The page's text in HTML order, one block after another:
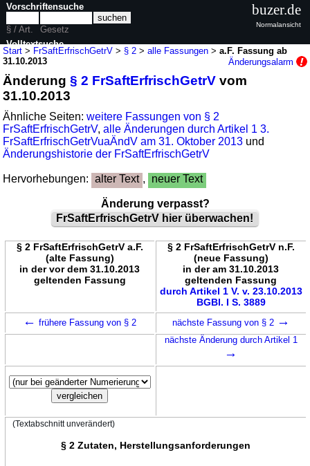
Start > FrSaftErfrischGetrV > § 2 >alle Fassungen >a.F. Fassung ab
31.10.2013
Änderungsalarm
Änderung§ 2 FrSaftErfrischGetrV vom
31.10.2013
Ähnliche Seiten:weitere Fassungen von § 2
FrSaftErfrischGetrV,alle Änderungen durch Artikel 1 3.
FrSaftErfrischGetrVuaÄndV am 31. Oktober 2013 und
Änderungshistorie der FrSaftErfrischGetrV
Hervorhebungen: alter Text , neuer Text
Änderung verpasst?
FrSaftErfrischGetrV hier überwachen!
§ 2 FrSaftErfrischGetrV a.F.
(alte Fassung)
in der vor dem 31.10.2013
geltenden Fassung
§ 2 FrSaftErfrischGetrV n.F.
(neue Fassung)
in der am 31.10.2013
geltenden Fassung
durch Artikel 1 V. v. 23.10.2013
BGBl. I S. 3889
← frühere Fassung von § 2 nächste Fassung von § 2 →
nächste Änderung durch Artikel 1
→
(Textabschnitt unverändert)
§ 2 Zutaten, Herstellungsanforderungen
Vorschriftensuche
§ / Art.
Gesetz
Volltextsuche
buzer.de
Normalansicht